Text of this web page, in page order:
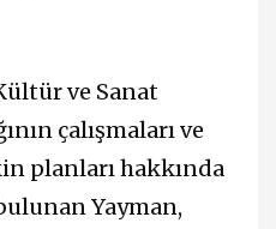
ve Sanat
çalışmaları ve
planları hakkında
Yayman,